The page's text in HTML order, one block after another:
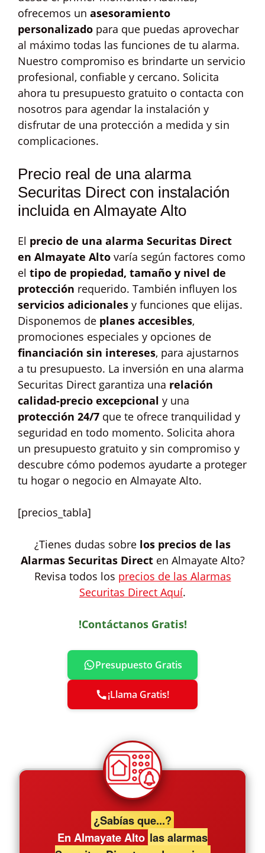
ofrecemos un asesoramiento
personalizado para que puedas aprovechar
al máximo todas las funciones de tu alarma.
Nuestro compromiso es brindarte un servicio
profesional, confiable y cercano. Solicita
ahora tu presupuesto gratuito o contacta con
nosotros para agendar la instalación y
disfrutar de una protección a medida y sin
complicaciones.
Precio real de una alarma
Securitas Direct con instalación
incluida en Almayate Alto
El precio de una alarma Securitas Direct
en Almayate Alto varía según factores como
el tipo de propiedad, tamaño y nivel de
protección requerido. También influyen los
servicios adicionales y funciones que elijas.
Disponemos de planes accesibles,
promociones especiales y opciones de
financiación sin intereses, para ajustarnos
a tu presupuesto. La inversión en una alarma
Securitas Direct garantiza una relación
calidad-precio excepcional y una
protección 24/7 que te ofrece tranquilidad y
seguridad en todo momento. Solicita ahora
un presupuesto gratuito y sin compromiso y
descubre cómo podemos ayudarte a proteger
tu hogar o negocio en Almayate Alto.
[precios_tabla]
¿Tienes dudas sobre los precios de las
Alarmas Securitas Directen Almayate Alto?
Revisa todos los precios de las Alarmas
Securitas Direct Aquí.
!Contáctanos Gratis!
Presupuesto Gratis
¡Llama Gratis!
¿Sabías que...?
En Almayate Alto las alarmas